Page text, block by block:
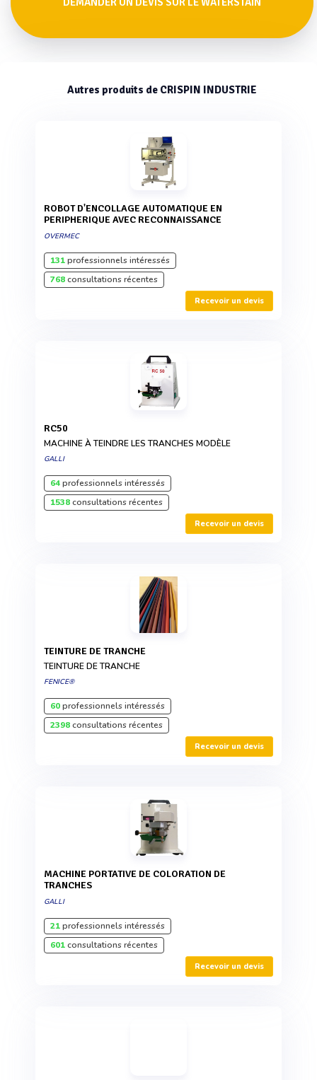
Autres produits de CRISPIN INDUSTRIE
ROBOT D'ENCOLLAGE AUTOMATIQUE EN
PERIPHERIQUE AVEC RECONNAISSANCE
OVERMEC
131professionnels intéressés
768consultations récentes
Recevoir un devis
RC50
MACHINE À TEINDRE LES TRANCHES MODÈLE
GALLI
64professionnels intéressés
1538consultations récentes
Recevoir un devis
TEINTURE DE TRANCHE
TEINTURE DE TRANCHE
FENICE®
60professionnels intéressés
2398consultations récentes
Recevoir un devis
MACHINE PORTATIVE DE COLORATION DE
TRANCHES
GALLI
21professionnels intéressés
601consultations récentes
Recevoir un devis